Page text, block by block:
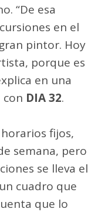
“De esa
en el
pintor. Hoy
porque es
en una
DIA 32.
fijos,
semana, pero
se lleva el
cuadro que
que lo